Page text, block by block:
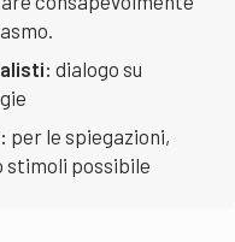
dialogo su
per le spiegazioni,
stimoli possibile